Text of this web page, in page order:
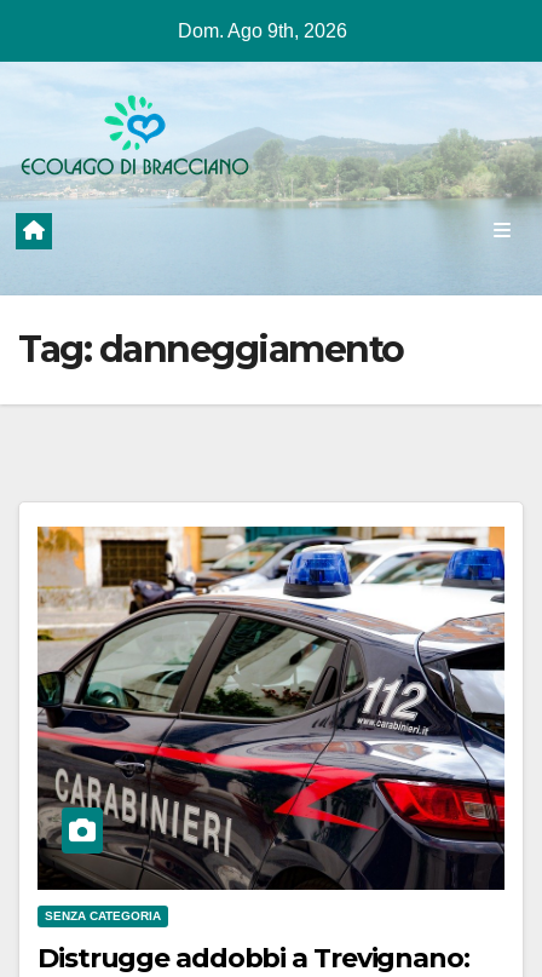
contenuto
Dom. Ago 9th, 2026
Tag:danneggiamento
SENZA CATEGORIA
Distrugge addobbi a Trevignano: